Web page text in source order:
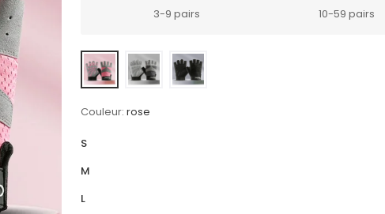
3-9 pairs 10-59 pairs
Couleur: rose
S
M
L